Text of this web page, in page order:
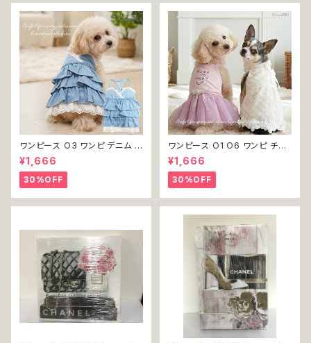
ワンピース O3 ワンピ デニム プ
リーツ レース 女の子 犬 犬服
小型 猫 服 洋服 ペット dog ド
ッグウェア おしゃれ かわいい 返
品交換不可
¥1,666
30%OFF
ワンピース O1 O6 ワンピ チュ
ール レース 花 フラワー 女の子
犬 犬服 小型 猫 服 洋服 ペット
dog ドッグウェア おしゃれ かわ
いい 返品交換不可
¥1,666
30%OFF